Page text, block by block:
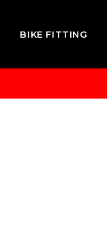
BIKE FITTING